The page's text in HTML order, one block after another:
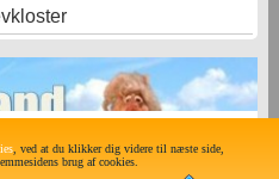
, ved at du klikker dig videre til næste side,
brug af cookies.